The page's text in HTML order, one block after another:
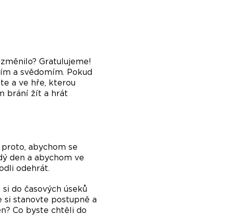
Gratulujeme!
a svědomím. Pokud
a ve hře, kterou
brání žít a hrát
abychom se
den a abychom ve
odehrát.
do časových úseků
stanovte postupně a
Co byste chtěli do